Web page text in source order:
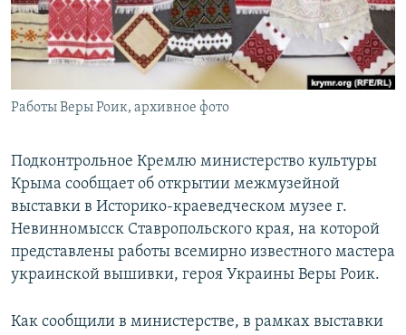
ПОБЕДИТЕЛЕЙ НЕ СУДЯТ?
КРЫМ.НЕПОКОРЕННЫЙ
УКРАИНСКАЯ ПРОБЛЕМА КРЫМА
ПРИСОЕДИНЯЙТЕСЬ!
Работы Веры Роик, архивное фото
Подконтрольное Кремлю министерство культуры
Крыма сообщает об открытии межмузейной
выставки в Историко-краеведческом музее г.
Невинномысск Ставропольского края, на которой
представлены работы всемирно известного мастера
украинской вышивки, героя Украины Веры Роик.
Как сообщили в министерстве, в рамках выставки